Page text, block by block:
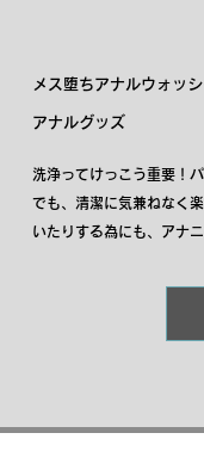
メス堕ちアナルウォッ
アナルグッズ
洗浄ってけっこう重要！
でも、清潔に気兼ねなく
いたりする為にも、アナ
けるよう、痛み、不安、
素材を使った安心な仕様